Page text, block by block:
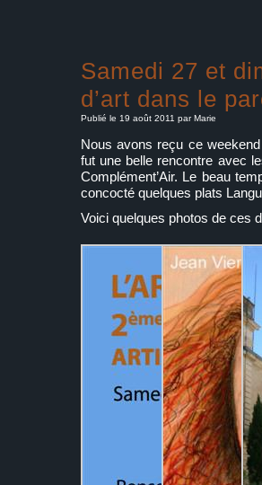
Samedi 27 et
d’art dans le
Publié le 19 août 2011 par Marie
Nous avons reçu ce weekend
fut une belle rencontre avec
Complément’Air. Le beau
concocté quelques plats
Voici quelques photos de ces